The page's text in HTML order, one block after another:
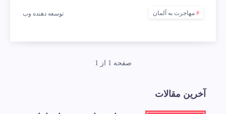
مهاجرت به آلمان توسعه دهنده وب
صفحه 1 از 1
آخرین مقالات